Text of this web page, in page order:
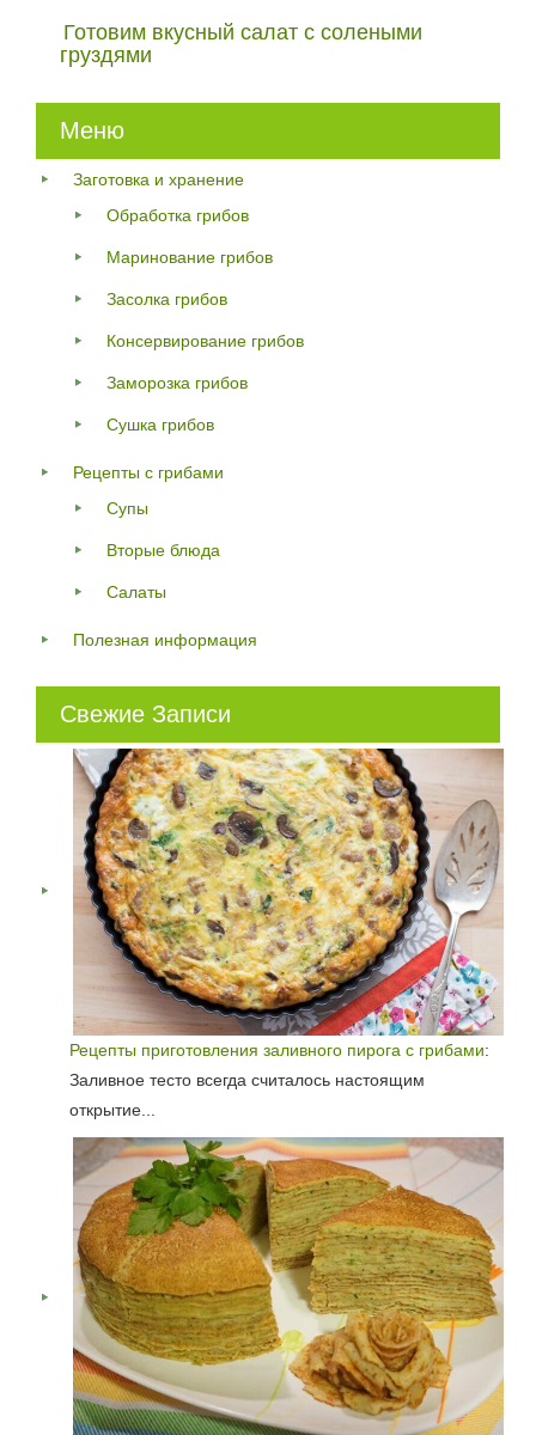
Готовим вкусный салат с солеными
груздями
Меню
Заготовка и хранение
Обработка грибов
Маринование грибов
Засолка грибов
Консервирование грибов
Заморозка грибов
Сушка грибов
Рецепты с грибами
Супы
Вторые блюда
Салаты
Полезная информация
Свежие Записи
Рецепты приготовления заливного пирога с грибами:
Заливное тесто всегда считалось настоящим
открытие...